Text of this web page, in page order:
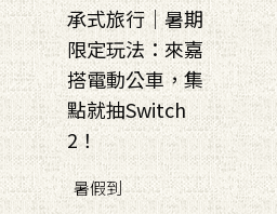
承式旅行｜暑期
限定玩法：來嘉
搭電動公車，集
點就抽Switch
2！
暑假到